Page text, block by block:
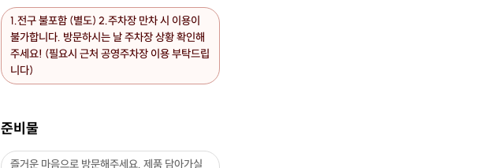
1.전구 불포함 (별도) 2.주차장 만차 시 이용이
불가합니다. 방문하시는 날 주차장 상황 확인해
주세요! (필요시 근처 공영주차장 이용 부탁드립
니다)
준비물
즐거운 마음으로 방문해주세요. 제품 담아가실